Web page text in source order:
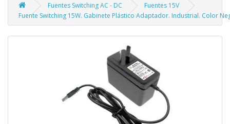
Fuentes Switching AC - DC
Fuentes 15V
Fuente Switching 15W. Gabinete Plástico Adaptador. Industrial. Color